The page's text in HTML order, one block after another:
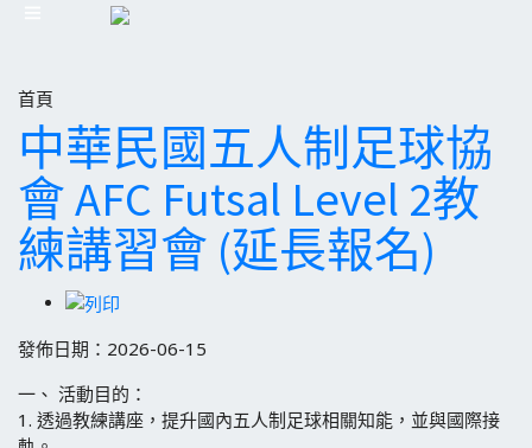
首頁
中華民國五人制足球協
會 AFC Futsal Level 2教
練講習會 (延長報名)
發佈日期：2026-06-15
一、 活動目的：
1. 透過教練講座，提升國內五人制足球相關知能，並與國際接